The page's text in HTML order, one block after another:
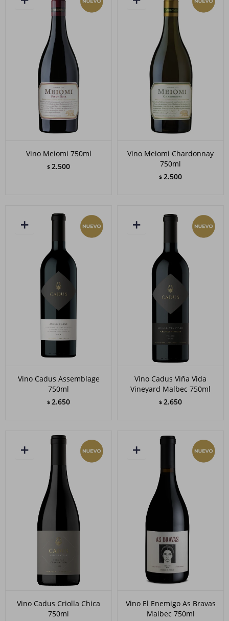
Vino Meiomi 750ml
$ 2.500
Vino Meiomi Chardonnay
750ml
$ 2.500
Vino Cadus Assemblage
750ml
$ 2.650
Vino Cadus Viña Vida
Vineyard Malbec 750ml
$ 2.650
Vino Cadus Criolla Chica
750ml
Vino El Enemigo As Bravas
Malbec 750ml